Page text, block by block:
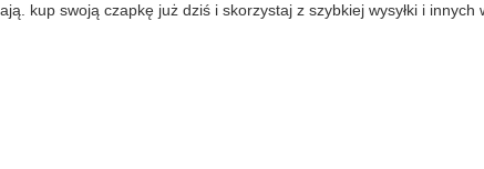
kup swoją czapkę już dziś i skorzystaj z szybkiej wysyłki i innych